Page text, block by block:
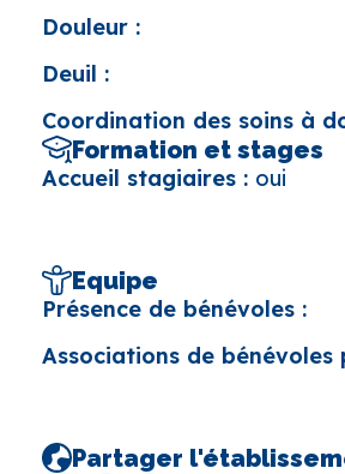
Douleur :
Deuil :
Coordination des soins à
Formation et stages
Accueil stagiaires : oui
Equipe
Présence de bénévoles :
Associations de bénévoles
Partager